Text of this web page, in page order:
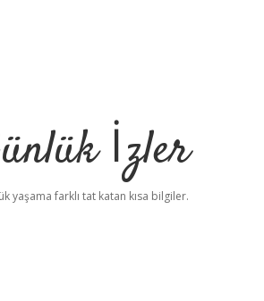
İzler
yaşama farklı tat katan kısa bilgiler.